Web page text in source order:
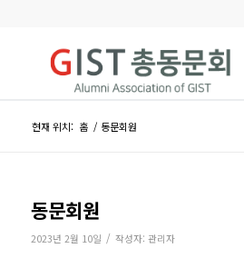
현재 위치: 홈 / 동문회원
동문회원
2023년 2월 10일 / 작성자: 관리자